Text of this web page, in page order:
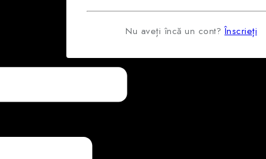
Nu aveți încă un cont?Înscrieți